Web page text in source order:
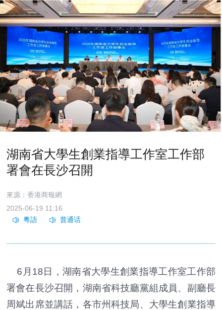
湖南省大學生創業指導工作室工作部
署會在長沙召開
來源：香港商報網
2025-06-19 11:16
6月18日，湖南省大學生創業指導工作室工作部
署會在長沙召開，湖南省科技廳黨組成員、副廳長
周斌出席並講話，各市州科技局、大學生創業指導